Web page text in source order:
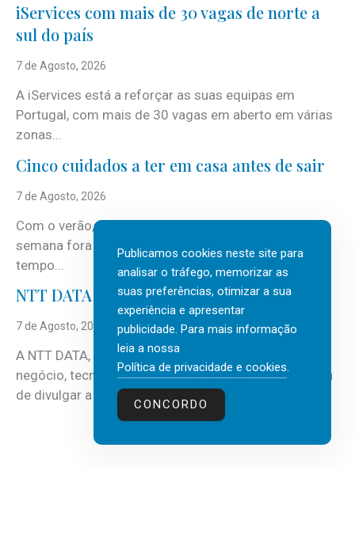
iServices com mais de 30 vagas de norte a
sul do país
7 de Agosto, 2026
A iServices está a reforçar as suas equipas em
Portugal, com mais de 30 vagas em aberto em várias
zonas...
Cinco cuidados a ter em casa antes de sair
7 de Agosto, 2026
Com o verão, chegam também as férias, os fins-de-
semana fora e os dias em que a casa fica mais
tempo...
NTT DATA Insurtech Global Outlook 2026
7 de Agosto, 2026
A NTT DATA, consultora global em serviços de
negócio, tecnologia e inteligência artificial (IA), acaba
de divulgar a mais recente...
Publicamos cookies neste site para
analisar o tráfego, memorizar as
suas preferências, otimizar a sua
experiência e apresentar
publicidade. Para mais informação
leia a nossa
Política de privacidade e cookies.
CONCORDO